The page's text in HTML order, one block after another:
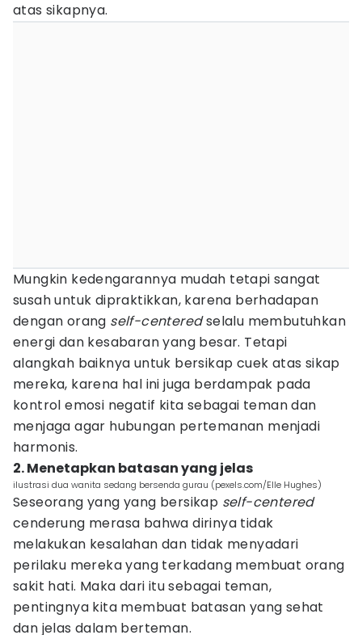
atas sikapnya.
Mungkin kedengarannya mudah tetapi sangat
susah untuk dipraktikkan, karena berhadapan
dengan orang self-centeredselalu membutuhkan
energi dan kesabaran yang besar. Tetapi
alangkah baiknya untuk bersikap cuek atas sikap
mereka, karena hal ini juga berdampak pada
kontrol emosi negatif kita sebagai teman dan
menjaga agar hubungan pertemanan menjadi
harmonis.
2. Menetapkan batasan yang jelas
ilustrasi dua wanita sedang bersenda gurau (pexels.com/Elle Hughes)
Seseorang yang yang bersikap self-centered
cenderung merasa bahwa dirinya tidak
melakukan kesalahan dan tidak menyadari
perilaku mereka yang terkadang membuat orang
sakit hati. Maka dari itu sebagai teman,
pentingnya kita membuat batasan yang sehat
dan jelas dalam berteman.